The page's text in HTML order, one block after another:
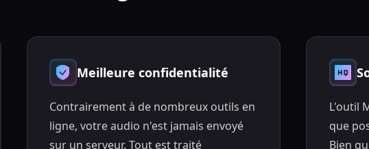
Meilleure confidentialité
Contrairement à de nombreux outils en
ligne, votre audio n'est jamais envoyé
sur un serveur. Tout est traité
L'outil
que
Bien